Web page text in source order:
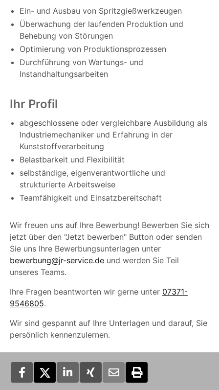
Ein- und Ausbau von Spritzgießwerkzeugen
Überwachung der laufenden Produktion und
Behebung von Störungen
Optimierung von Produktionsprozessen
Durchführung von Wartungs- und
Instandhaltungsarbeiten
Ihr Profil
abgeschlossene oder vergleichbare Ausbildung als
Industriemechaniker und Erfahrung in der
Kunststoffverarbeitung
Belastbarkeit und Flexibilität
selbständige, eigenverantwortliche und
strukturierte Arbeitsweise
Teamfähigkeit und Einsatzbereitschaft
Wir freuen uns auf Ihre Bewerbung! Bewerben Sie sich
jetzt über den "Jetzt bewerben" Button oder senden
Sie uns Ihre Bewerbungsunterlagen unter
bewerbung@jr-service.de und werden Sie Teil
unseres Teams.
Ihre Fragen beantworten wir gerne unter 07371-
9546805.
Wir sind gespannt auf Ihre Unterlagen und darauf, Sie
persönlich kennenzulernen.